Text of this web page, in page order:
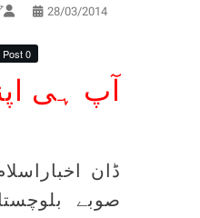
28/03/2014
Post 0
آپ ہی
ڈان
صوبے